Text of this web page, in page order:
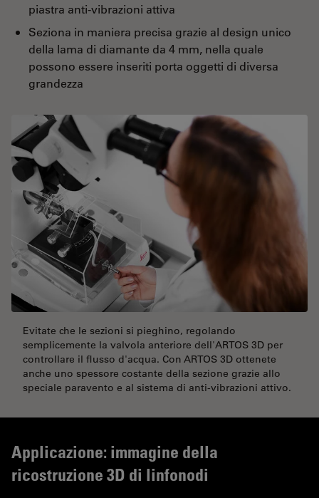
piastra anti-vibrazioni attiva
Seziona in maniera precisa grazie al design unico
della lama di diamante da 4 mm, nella quale
possono essere inseriti porta oggetti di diversa
grandezza
Evitate che le sezioni si pieghino, regolando
semplicemente la valvola anteriore dell'ARTOS 3D per
controllare il flusso d'acqua. Con ARTOS 3D ottenete
anche uno spessore costante della sezione grazie allo
speciale paravento e al sistema di anti-vibrazioni attivo.
Applicazione: immagine della
ricostruzione 3D di linfonodi